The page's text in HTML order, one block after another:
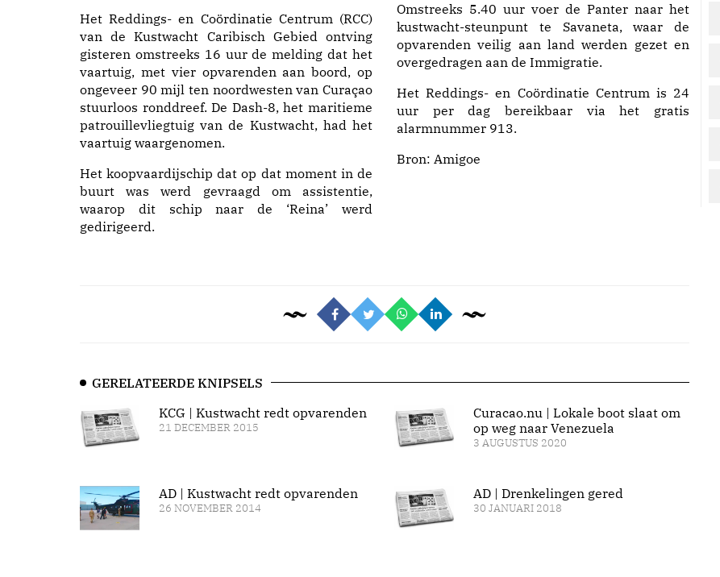
Het Reddings- en Coördinatie Centrum (RCC)
van de Kustwacht Caribisch Gebied ontving
gisteren omstreeks 16 uur de melding dat het
vaartuig, met vier opvarenden aan boord, op
ongeveer 90 mijl ten noordwesten van Curaçao
stuurloos ronddreef. De Dash-8, het maritieme
patrouillevliegtuig van de Kustwacht, had het
vaartuig waargenomen.
Het koopvaardijschip dat op dat moment in de
buurt was werd gevraagd om assistentie,
waarop dit schip naar de ‘Reina’ werd
gedirigeerd.
Omstreeks 5.40 uur voer de Panter naar het
kustwacht-steunpunt te Savaneta, waar de
opvarenden veilig aan land werden gezet en
overgedragen aan de Immigratie.
Het Reddings- en Coördinatie Centrum is 24
uur per dag bereikbaar via het gratis
alarmnummer 913.
Bron: Amigoe
GERELATEERDE KNIPSELS
KCG | Kustwacht redt opvarenden
21 DECEMBER 2015
AD | Kustwacht redt opvarenden
26 NOVEMBER 2014
Curacao.nu | Lokale boot slaat om
op weg naar Venezuela
3 AUGUSTUS 2020
AD | Drenkelingen gered
30 JANUARI 2018